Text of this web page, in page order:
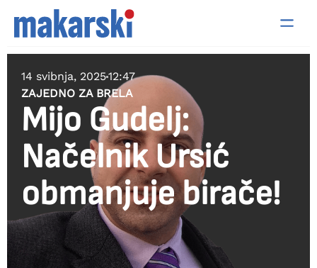
14 svibnja, 202512:47
ZAJEDNO ZA BRELA
Mijo Gudelj:
Načelnik Ursić
obmanjuje birače!